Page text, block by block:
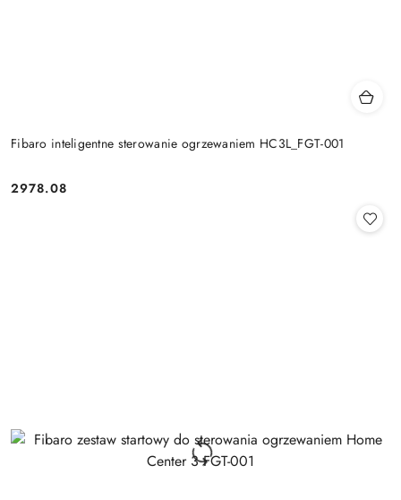
Fibaro inteligentne sterowanie ogrzewaniem HC3L_FGT-001
Cena:
2978.08